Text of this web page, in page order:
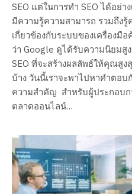
SEO แต่ในการทำ SEO ได้อย่
มีความรู้ความสามารถ รวมถึง
เกี่ยวข้องกับระบบของเครื่องมื
ว่า Google ดูได้รับความนิยมสู
SEO ที่จะสร้างผลลัพธ์ให้คุณสูง
บ้าง วันนี้เราจะพาไปหาคำตอบ
ความสำคัญ สำหรับผู้ประกอบก
ตลาดออนไลน์…